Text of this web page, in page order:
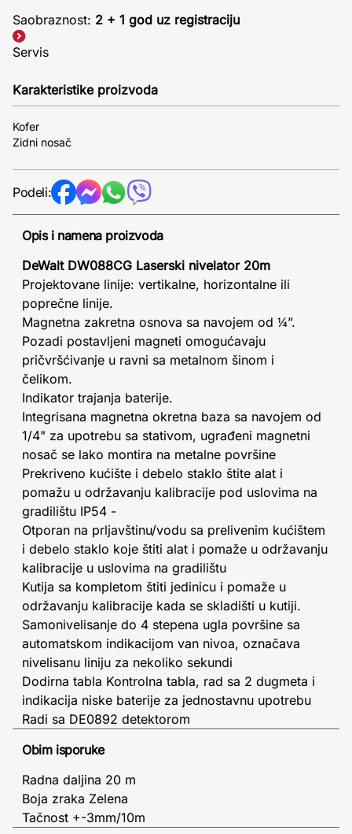
Saobraznost: 2 + 1 god uz registraciju
Servis
Karakteristike proizvoda
Kofer
Zidni nosač
Podeli:
Opis i namena proizvoda
DeWalt DW088CG Laserski nivelator 20m
Projektovane linije: vertikalne, horizontalne ili
poprečne linije.
Magnetna zakretna osnova sa navojem od ¼”.
Pozadi postavljeni magneti omogućavaju
pričvršćivanje u ravni sa metalnom šinom i
čelikom.
Indikator trajanja baterije.
Integrisana magnetna okretna baza sa navojem od
1/4" za upotrebu sa stativom, ugrađeni magnetni
nosač se lako montira na metalne površine
Prekriveno kućište i debelo staklo štite alat i
pomažu u održavanju kalibracije pod uslovima na
gradilištu IP54 -
Otporan na prljavštinu/vodu sa prelivenim kućištem
i debelo staklo koje štiti alat i pomaže u održavanju
kalibracije u uslovima na gradilištu
Kutija sa kompletom štiti jedinicu i pomaže u
održavanju kalibracije kada se skladišti u kutiji.
Samonivelisanje do 4 stepena ugla površine sa
automatskom indikacijom van nivoa, označava
nivelisanu liniju za nekoliko sekundi
Dodirna tabla Kontrolna tabla, rad sa 2 dugmeta i
indikacija niske baterije za jednostavnu upotrebu
Radi sa DE0892 detektorom
Obim isporuke
Radna daljina 20 m
Boja zraka Zelena
Tačnost +-3mm/10m